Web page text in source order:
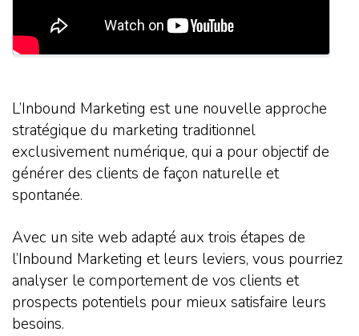
L’Inbound Marketing est une nouvelle approche
stratégique du marketing traditionnel
exclusivement numérique, qui a pour objectif de
générer des clients de façon naturelle et
spontanée.
Avec un site web adapté aux trois étapes de
l’Inbound Marketing et leurs leviers, vous pourriez
analyser le comportement de vos clients et
prospects potentiels pour mieux satisfaire leurs
besoins.